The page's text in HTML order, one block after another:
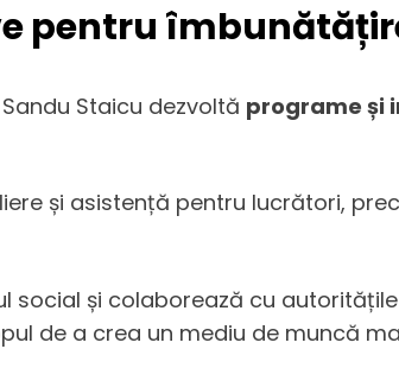
pentru
Sandu Staicu dezvoltă programe și
și asistență pentru lucrători,
social și colaborează cu
de a crea un mediu de muncă